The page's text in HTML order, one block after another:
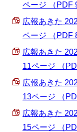
ページ （PDF
広報あきた
ページ （PDF
広報あきた
11ページ （
広報あきた
13ページ （
広報あきた
15ページ （